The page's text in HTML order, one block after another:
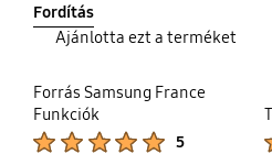
Fordítás
Ajánlotta ezt a terméket
Forrás Samsung France
Funkciók
5